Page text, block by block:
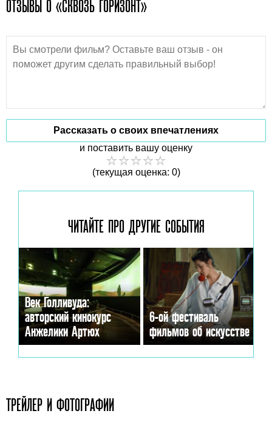
ОТЗЫВЫ О «СКВОЗЬ ГОРИЗОНТ»
Рассказать о своих впечатлениях
и поставить вашу оценку
(текущая оценка: 0)
ЧИТАЙТЕ ПРО ДРУГИЕ СОБЫТИЯ
Век Голливуда:
авторский кинокурс
Анжелики Артюх
6-ой фестиваль
фильмов об искусстве
ТРЕЙЛЕР И ФОТОГРАФИИ